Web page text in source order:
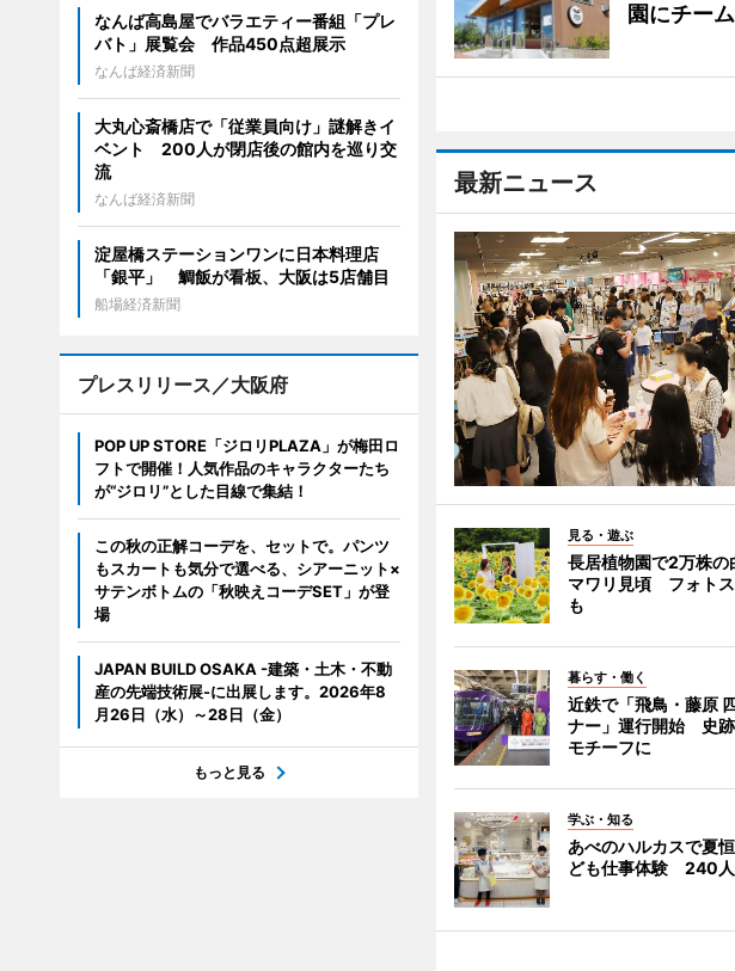
園にチー
最新ニュース
見る・遊ぶ
長居植物園で2万株の
マワリ見頃 フォトス
も
暮らす・働く
近鉄で「飛鳥・藤原
ナー」運行開始 史
モチーフに
学ぶ・知る
あべのハルカスで夏
ども仕事体験 240人
なんば高島屋でバラエティー番組「プレ
バト」展覧会 作品450点超展示
なんば経済新聞
大丸心斎橋店で「従業員向け」謎解きイ
ベント 200人が閉店後の館内を巡り交
流
なんば経済新聞
淀屋橋ステーションワンに日本料理店
「銀平」 鯛飯が看板、大阪は5店舗目
船場経済新聞
プレスリリース／大阪府
POP UP STORE「ジロリPLAZA」が梅田ロ
フトで開催！人気作品のキャラクターたち
が“ジロリ”とした目線で集結！
この秋の正解コーデを、セットで。パンツ
もスカートも気分で選べる、シアーニット×
サテンボトムの「秋映えコーデSET」が登
場
JAPAN BUILD OSAKA -建築・土木・不動
産の先端技術展-に出展します。2026年8
月26日（水）～28日（金）
もっと見る